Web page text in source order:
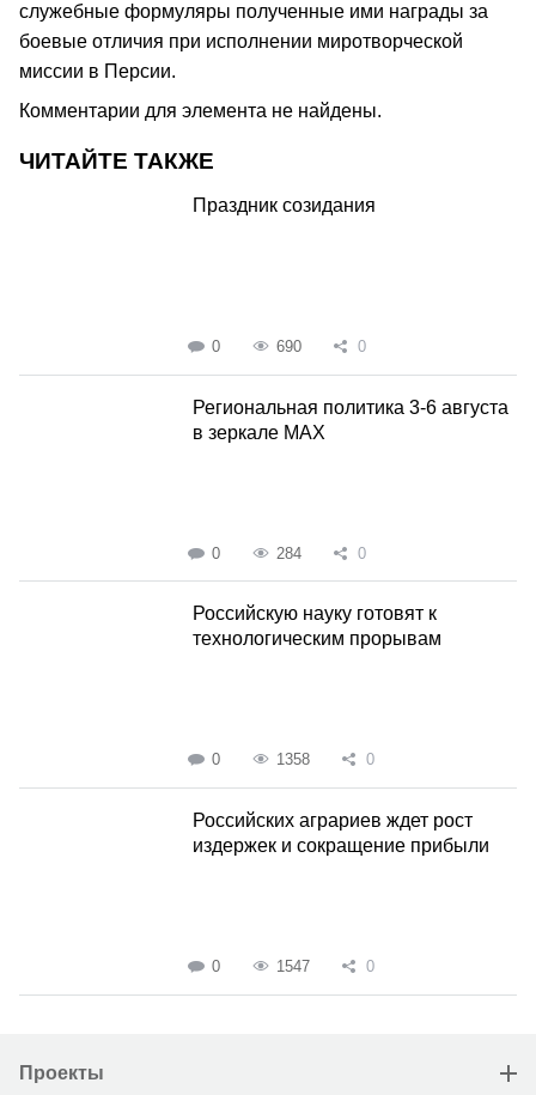
служебные формуляры полученные ими награды за
боевые отличия при исполнении миротворческой
миссии в Персии.
Комментарии для элемента не найдены.
ЧИТАЙТЕ ТАКЖЕ
Праздник созидания
0 690 0
Региональная политика 3-6 августа
в зеркале MAX
0 284 0
Российскую науку готовят к
технологическим прорывам
0 1358 0
Российских аграриев ждет рост
издержек и сокращение прибыли
0 1547 0
Проекты